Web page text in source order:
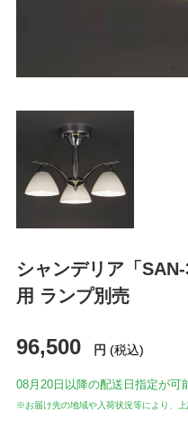
シャンデリア「
用 ランプ別売
96,500 円 (税込)
08月20日 以降の配送日指定が可
※お届け先の地域や入荷状況等により、